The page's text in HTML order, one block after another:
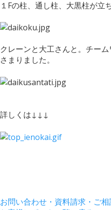
１Fの柱、通し柱、大黒柱が立
クレーンと大工さんと。チー
さまりました。
詳しくは↓↓↓
お問い合わせ・資料請求・ご